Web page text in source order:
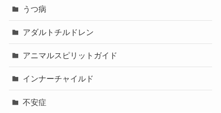
うつ病
アダルトチルドレン
アニマルスピリットガイド
インナーチャイルド
不安症